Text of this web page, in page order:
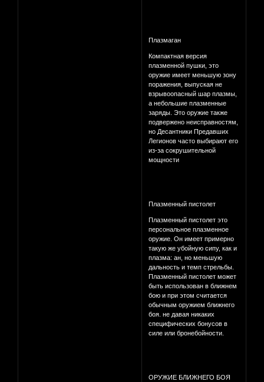
Плазмаган
Компактная версия
плазменной пушки, это
оружие имеет меньшую зону
поражения, выпуская не
взрывоопасный шар плазмы,
а небольшие плазменные
заряды. Это оружие также
подвержено неисправностям,
но Десантники Предавших
Легионов часто выбирают его
из-за сокрушительной
мощности
Плазменный пистолет
Плазменный пистолет это
персональное плазменное
оружие. Он имеет примерно
такую же убойную сипу, как и
плазма: ан, но меньшую
дальность и темп стрельбы.
Плазменный пистолет может
быть использован в ближнем
бою и при этом считается
обычным оружием ближнего
боя. не давая никаких
специфических бонусов в
силе или бронебойности.
ОРУЖИЕ БЛИЖНЕГО БОЯ